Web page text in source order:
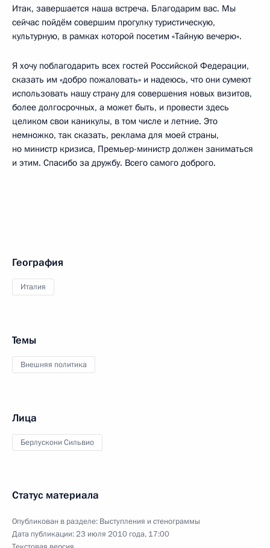
Итак, завершается наша встреча. Благодарим вас. Мы
сейчас пойдём совершим прогулку туристическую,
культурную, в рамках которой посетим «Тайную вечерю».
Я хочу поблагодарить всех гостей Российской Федерации,
сказать им «добро пожаловать» и надеюсь, что они сумеют
использовать нашу страну для совершения новых визитов,
более долгосрочных, а может быть, и провести здесь
целиком свои каникулы, в том числе и летние. Это
немножко, так сказать, реклама для моей страны,
но министр кризиса, Премьер-министр должен заниматься
и этим. Спасибо за дружбу. Всего самого доброго.
География
Италия
Темы
Внешняя политика
Лица
Берлускони Сильвио
Статус материала
Опубликован в разделе: Выступления и стенограммы
Дата публикации:23 июля 2010 года, 17:00